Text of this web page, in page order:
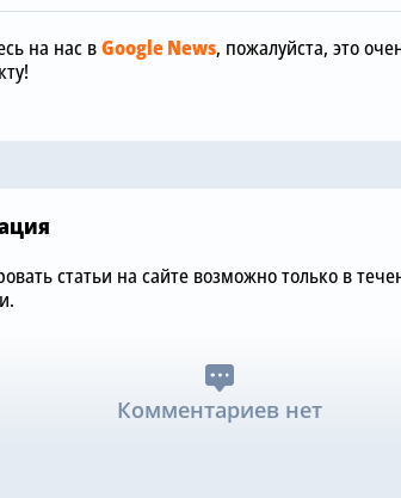
на нас вGoogle News, пожалуйста, это
Хватит покупать
вингеров: «Челси» не
статьи на сайте возможно только в
Комментариев нет